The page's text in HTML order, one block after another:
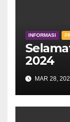
INFORMASI
2024
MAR 28,